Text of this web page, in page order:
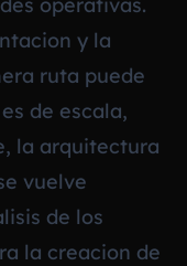
operativas.
y la
ruta puede
de escala,
la arquitectura
vuelve
de los
la creacion de